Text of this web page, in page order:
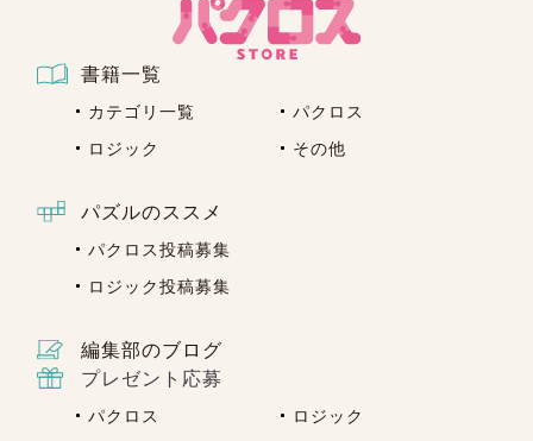
書籍一覧
カテゴリ一覧
パクロス
ロジック
その他
パズルのススメ
パクロス投稿募集
ロジック投稿募集
編集部のブログ
プレゼント応募
パクロス ロジック